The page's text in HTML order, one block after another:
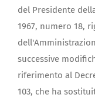
del Presidente
1967, numero 18,
successive
riferimento al
103, che ha